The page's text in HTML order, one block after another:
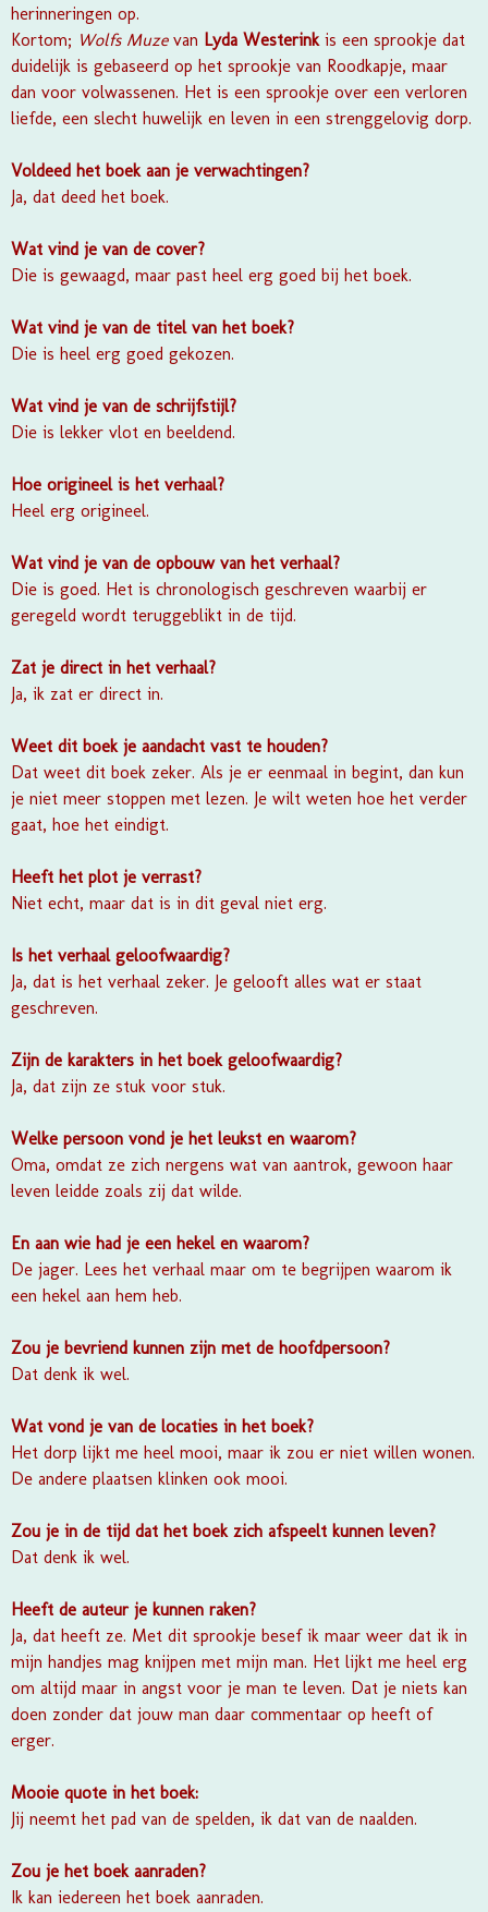
herinneringen op.
Kortom; Wolfs Muze van Lyda Westerink is een sprookje dat
duidelijk is gebaseerd op het sprookje van Roodkapje, maar
dan voor volwassenen. Het is een sprookje over een verloren
liefde, een slecht huwelijk en leven in een strenggelovig dorp.
Voldeed het boek aan je verwachtingen?
Ja, dat deed het boek.
Wat vind je van de cover?
Die is gewaagd, maar past heel erg goed bij het boek.
Wat vind je van de titel van het boek?
Die is heel erg goed gekozen.
Wat vind je van de schrijfstijl?
Die is lekker vlot en beeldend.
Hoe origineel is het verhaal?
Heel erg origineel.
Wat vind je van de opbouw van het verhaal?
Die is goed. Het is chronologisch geschreven waarbij er
geregeld wordt teruggeblikt in de tijd.
Zat je direct in het verhaal?
Ja, ik zat er direct in.
Weet dit boek je aandacht vast te houden?
Dat weet dit boek zeker. Als je er eenmaal in begint, dan kun
je niet meer stoppen met lezen. Je wilt weten hoe het verder
gaat, hoe het eindigt.
Heeft het plot je verrast?
Niet echt, maar dat is in dit geval niet erg.
Is het verhaal geloofwaardig?
Ja, dat is het verhaal zeker. Je gelooft alles wat er staat
geschreven.
Zijn de karakters in het boek geloofwaardig?
Ja, dat zijn ze stuk voor stuk.
Welke persoon vond je het leukst en waarom?
Oma, omdat ze zich nergens wat van aantrok, gewoon haar
leven leidde zoals zij dat wilde.
En aan wie had je een hekel en waarom?
De jager. Lees het verhaal maar om te begrijpen waarom ik
een hekel aan hem heb.
Zou je bevriend kunnen zijn met de hoofdpersoon?
Dat denk ik wel.
Wat vond je van de locaties in het boek?
Het dorp lijkt me heel mooi, maar ik zou er niet willen wonen.
De andere plaatsen klinken ook mooi.
Zou je in de tijd dat het boek zich afspeelt kunnen leven?
Dat denk ik wel.
Heeft de auteur je kunnen raken?
Ja, dat heeft ze. Met dit sprookje besef ik maar weer dat ik in
mijn handjes mag knijpen met mijn man. Het lijkt me heel erg
om altijd maar in angst voor je man te leven. Dat je niets kan
doen zonder dat jouw man daar commentaar op heeft of
erger.
Mooie quote in het boek:
Jij neemt het pad van de spelden, ik dat van de naalden.
Zou je het boek aanraden?
Ik kan iedereen het boek aanraden.